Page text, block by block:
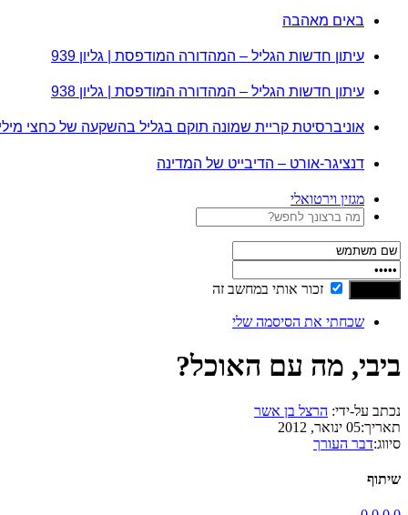
באים מאהבה
עיתון חדשות הגליל – המהדורה המודפסת | גליון 939
עיתון חדשות הגליל – המהדורה המודפסת | גליון 938
אוניברסיטת קריית שמונה תוקם בגליל בהשקעה של כחצי
דנציגר-אורט – הדיבייט של המדינה
מגזין וירטואלי
זכור אותי במחשב זה
שכחתי את הסיסמה שלי
ביבי, מה עם האוכל?
נכתב על-ידי: הרצל בן אשר
תאריך:05 ינואר, 2012
סיווג:דבר העורך
שיתוף